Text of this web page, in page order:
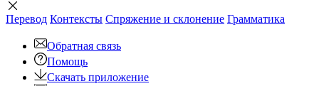
Перевод Контексты Спряжение и склонение Грамматика
Обратная связь
Помощь
Скачать приложение